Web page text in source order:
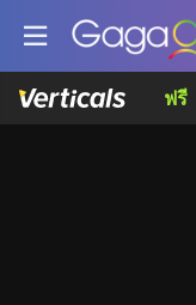
ฟรี